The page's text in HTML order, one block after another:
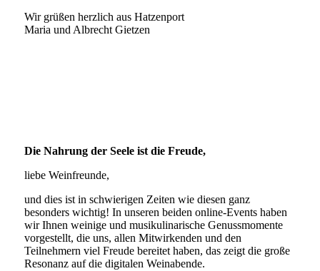
Wir grüßen herzlich aus Hatzenport
Maria und Albrecht Gietzen
Die Nahrung der Seele ist die Freude,
liebe Weinfreunde,
und dies ist in schwierigen Zeiten wie diesen ganz
besonders wichtig! In unseren beiden online-Events haben
wir Ihnen weinige und musikulinarische Genussmomente
vorgestellt, die uns, allen Mitwirkenden und den
Teilnehmern viel Freude bereitet haben, das zeigt die große
Resonanz auf die digitalen Weinabende.